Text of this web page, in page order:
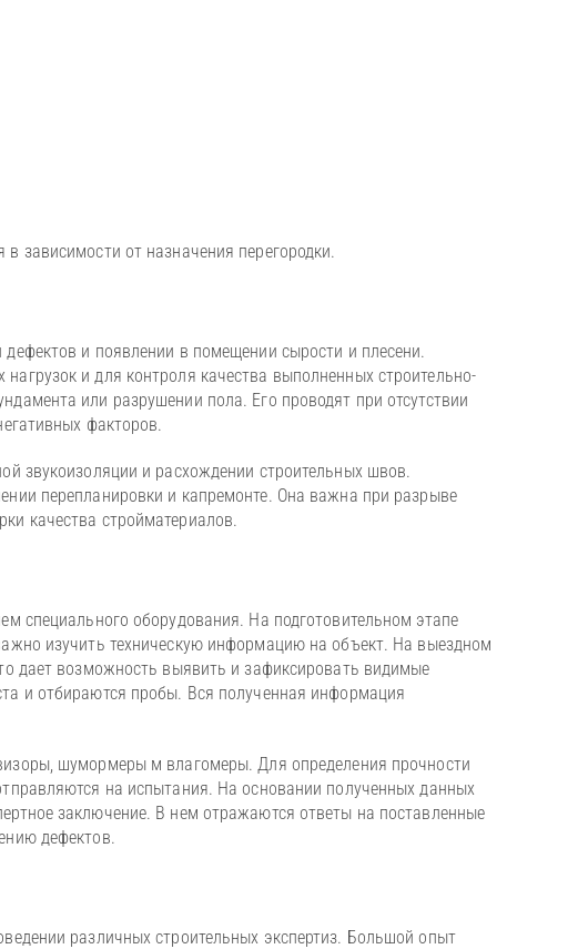
зависимости от назначения перегородки.
и появлении в помещении сырости и плесени.
и для контроля качества выполненных строительно-
или разрушении пола. Его проводят при отсутствии
факторов.
звукоизоляции и расхождении строительных швов.
перепланировки и капремонте. Она важна при разрыве
качества стройматериалов.
специального оборудования. На подготовительном этапе
изучить техническую информацию на объект. На выездном
дает возможность выявить и зафиксировать видимые
и отбираются пробы. Вся полученная информация
шумормеры м влагомеры. Для определения прочности
на испытания. На основании полученных данных
заключение. В нем отражаются ответы на поставленные
дефектов.
различных строительных экспертиз. Большой опыт